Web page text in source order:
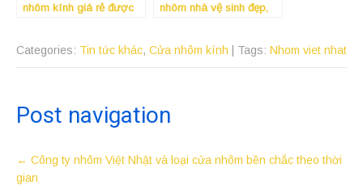
nhôm kính giá rẻ được
nhôm nhà vệ sinh đẹp,
Categories: Tin tức khác, Cửa nhôm kính | Tags: Nhom viet nhat
Post navigation
← Công ty nhôm Việt Nhật và loại cửa nhôm bền chắc theo thời
gian